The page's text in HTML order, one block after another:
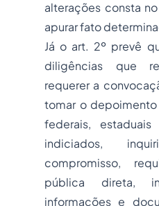
alterações consta
apurar fato
Já o art. 2º prevê
diligências que
requerer a
tomar o
federais,
indiciados,
compromisso,
pública direta,
informações e